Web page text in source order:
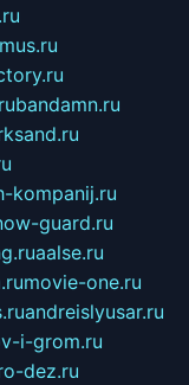
bandamn.ru
kompanij.ru
guard.ru
aalse.ru
movie-one.ru
andreislyusar.ru
i-grom.ru
dez.ru